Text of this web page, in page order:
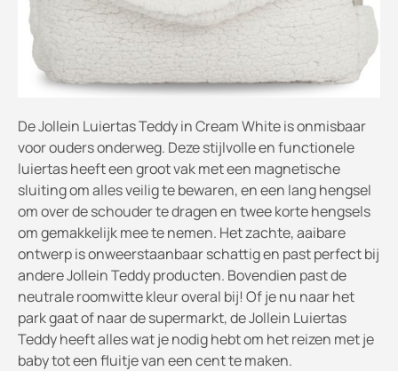
De Jollein Luiertas Teddy in Cream White is onmisbaar
voor ouders onderweg. Deze stijlvolle en functionele
luiertas heeft een groot vak met een magnetische
sluiting om alles veilig te bewaren, en een lang hengsel
om over de schouder te dragen en twee korte hengsels
om gemakkelijk mee te nemen. Het zachte, aaibare
ontwerp is onweerstaanbaar schattig en past perfect bij
andere Jollein Teddy producten. Bovendien past de
neutrale roomwitte kleur overal bij! Of je nu naar het
park gaat of naar de supermarkt, de Jollein Luiertas
Teddy heeft alles wat je nodig hebt om het reizen met je
baby tot een fluitje van een cent te maken.